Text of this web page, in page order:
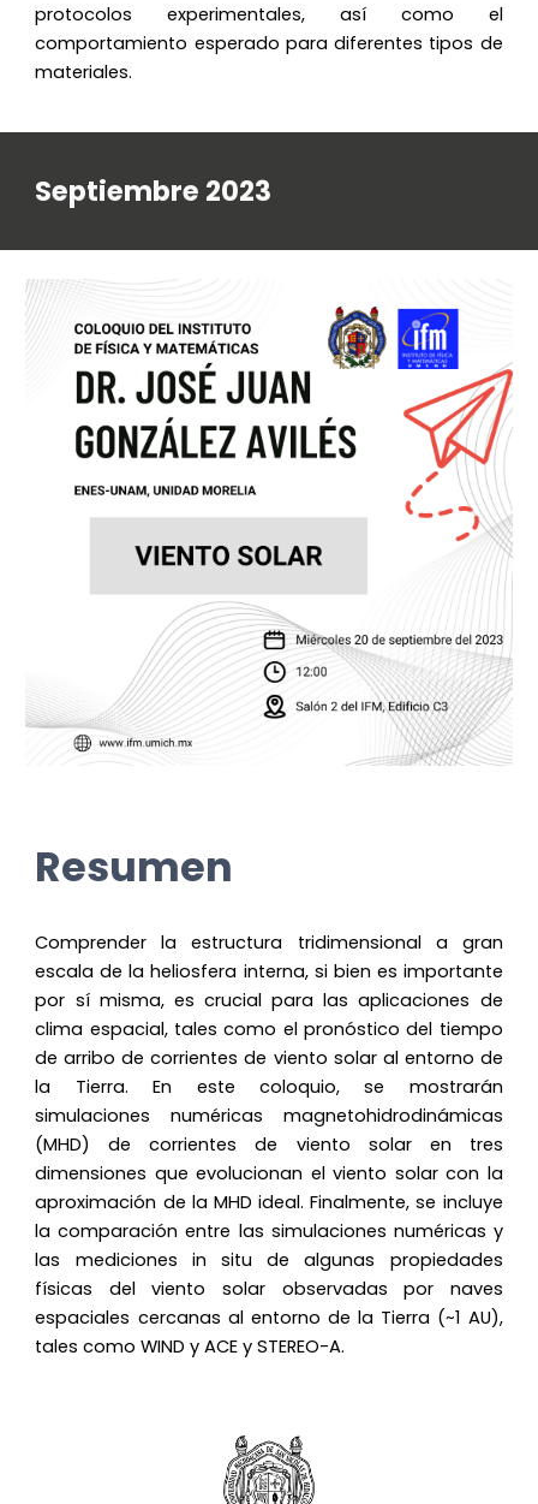
protocolos experimentales, así como el
comportamiento esperado para diferentes tipos de
materiales.
Septiembre 2023
Resumen
Comprender la estructura tridimensional a gran
escala de la heliosfera interna, si bien es importante
por sí misma, es crucial para las aplicaciones de
clima espacial, tales como el pronóstico del tiempo
de arribo de corrientes de viento solar al entorno de
la Tierra. En este coloquio, se mostrarán
simulaciones numéricas magnetohidrodinámicas
(MHD) de corrientes de viento solar en tres
dimensiones que evolucionan el viento solar con la
aproximación de la MHD ideal. Finalmente, se incluye
la comparación entre las simulaciones numéricas y
las mediciones in situ de algunas propiedades
físicas del viento solar observadas por naves
espaciales cercanas al entorno de la Tierra (~1 AU),
tales como WIND y ACE y STEREO-A.